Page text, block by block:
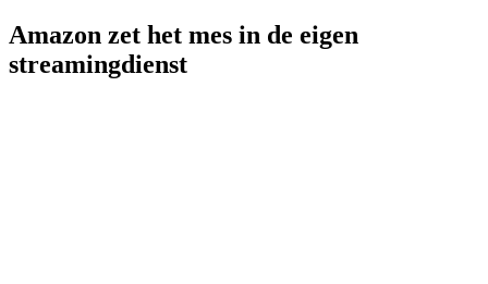
Amazon zet het mes in de eigen
streamingdienst